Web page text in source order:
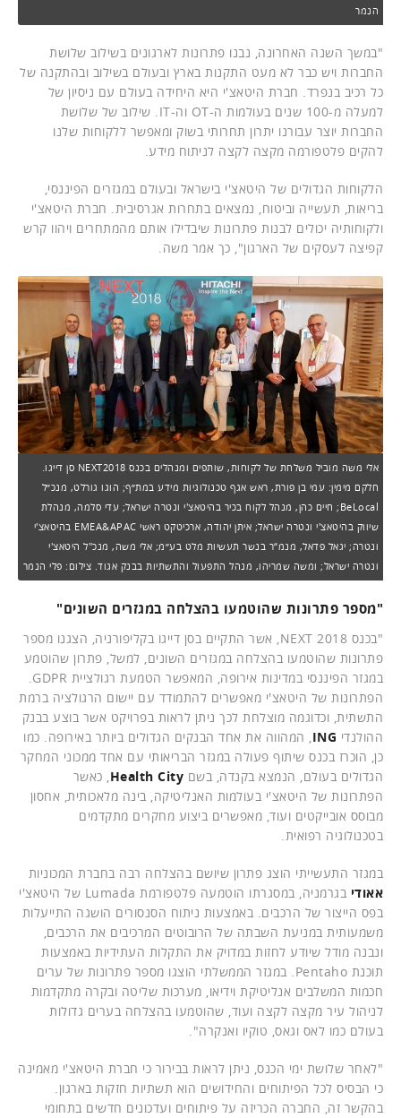
הנמר
"במשך השנה האחרונה, נבנו פתרונות לארגונים בשילוב שלושת
החברות ויש כבר לא מעט התקנות בארץ ובעולם בשילוב ובהתקנה של
כל רכיב בנפרד. חברת היטאצ'י היא היחידה בעולם עם ניסיון של
למעלה מ-100 שנים בעולמות ה-OT וה-IT. שילוב של שלושת
החברות יוצר עבורנו יתרון תחרותי בשוק ומאפשר ללקוחות שלנו
להקים פלטפורמה מקצה לקצה לניתוח מידע.
הלקוחות הגדולים של היטאצ'י בישראל ובעולם במגזרים הפיננסי,
בריאות, תעשייה וביטוח, נמצאים בתחרות אגרסיבית. חברת היטאצ'י
ולקוחותיה יכולים לבנות פתרונות שיבדילו אותם מהמתחרים ויהוו קרש
קפיצה לעסקים של הארגון", כך אמר משה.
אלי משה מוביל משלחת של לקוחות, שותפים ומנהלים בכנס NEXT2018 סן דייגו.
חלקם מימין: עמי בן פורת, ראש אגף טכנולוגיות מידע במת״ף; הוגו גורלט, מנכ״ל
BeLocal; חיים כהן, מנהל לקוח בכיר בהיטאצ'י ונטרה ישראל; עדי סלמה, מנהלת
שיווק בהיטאצ'י ונטרה ישראל; איתן יהודה, ארכיטקט ראשי EMEA&APAC בהיטאצ'י
ונטרה; יגאל פדאל, מנמ“ר בנשר תעשיות מלט בע״מ; אלי משה, מנכ"ל היטאצ'י
ונטרה ישראל; ומשה שמריהו, מנהל התפעול והתשתיות בבנק אגוד. צילום: פלי הנמר
"מספר פתרונות שהוטמעו בהצלחה במגזרים השונים"
"בכנס NEXT 2018, אשר התקיים בסן דייגו בקליפורניה, הצגנו מספר
פתרונות שהוטמעו בהצלחה במגזרים השונים, למשל, פתרון שהוטמע
במגזר הפיננסי במדינות אירופה, המאפשר הטמעת רגולציית GDPR.
הפתרונות של היטאצ'י מאפשרים להתמודד עם יישום הרגולציה ברמת
התשתית, וכדוגמה מוצלחת לכך ניתן לראות בפרויקט אשר בוצע בבנק
ההולנדי ING, המהווה את אחד הבנקים הגדולים ביותר באירופה. כמו
כן, הוכרז בכנס שיתוף פעולה במגזר הבריאותי עם אחד ממכוני המחקר
הגדולים בעולם, הנמצא בקנדה, בשם Health City, כאשר
הפתרונות של היטאצ'י בעולמות האנליטיקה, בינה מלאכותית, אחסון
מבוסס אובייקטים ועוד, מאפשרים ביצוע מחקרים מתקדמים
בטכנולוגיה רפואית.
במגזר התעשייתי הוצג פתרון שיושם בהצלחה רבה בחברת המכוניות
אאודי
בגרמניה, במסגרתו הוטמעה פלטפורמת Lumada של היטאצ'י
בפס הייצור של הרכבים. באמצעות ניתוח הסנסורים הושגה התייעלות
משמעותית במניעת השבתה של הרובוטים המרכיבים את הרכבים,
ונבנה מודל שיודע לחזות במדויק את התקלות העתידיות באמצעות
תוכנת Pentaho. במגזר הממשלתי הוצגו מספר פתרונות של ערים
חכמות המשלבים אנליטיקת וידיאו, מערכות שליטה ובקרה מתקדמות
לניהול עיר מקצה לקצה ועוד, שהוטמעו בהצלחה בערים גדולות
בעולם כמו לאס וגאס, טוקיו ואנקרה".
"לאחר שלושת ימי הכנס, ניתן לראות בבירור כי חברת היטאצ'י מאמינה
כי הבסיס לכל הפיתוחים והחידושים הוא תשתיות חזקות בארגון.
בהקשר זה, החברה הכריזה על פיתוחים ועדכונים חדשים בתחומי